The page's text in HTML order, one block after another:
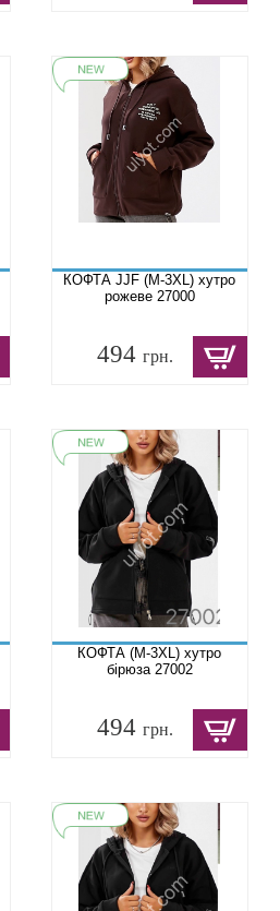
КОФТА JJF (M-3XL) хутро
рожеве 27000
494грн.
КОФТА (M-3XL) хутро
бірюза 27002
494грн.